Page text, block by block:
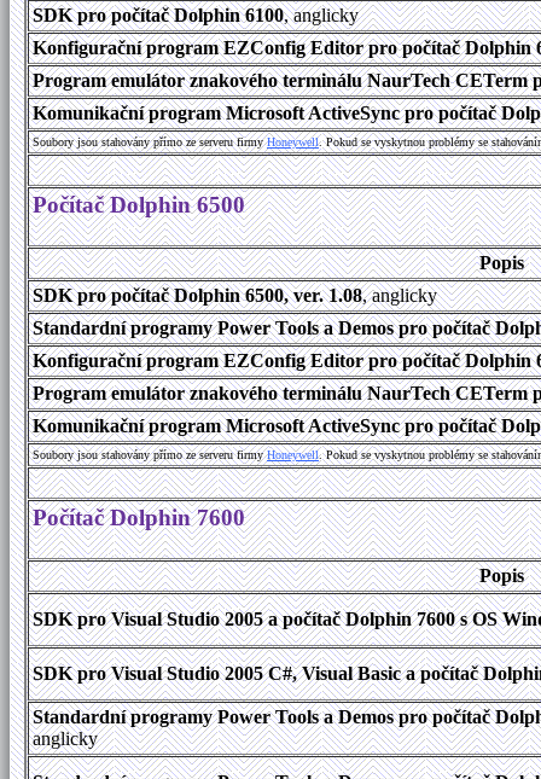
SDK pro počítač Dolphin 6100, anglicky
Konfigurační program EZConfig Editor pro počítač Dolphin
Program emulátor znakového terminálu NaurTech CETerm
Komunikační program Microsoft ActiveSync pro počítač
Soubory jsou stahovány přímo ze serveru firmyHoneywell. Pokud se vyskytnou problémy se
Počítač Dolphin 6500
Popis
SDK pro počítač Dolphin 6500, ver. 1.08, anglicky
Standardní programy Power Tools a Demos pro počítač
Konfigurační program EZConfig Editor pro počítač Dolphin
Program emulátor znakového terminálu NaurTech CETerm
Komunikační program Microsoft ActiveSync pro počítač
Soubory jsou stahovány přímo ze serveru firmyHoneywell. Pokud se vyskytnou problémy se
Počítač Dolphin 7600
Popis
SDK pro Visual Studio 2005 a počítač Dolphin 7600 s OS
SDK pro Visual Studio 2005 C#, Visual Basic a počítač
Standardní programy Power Tools a Demos pro počítač
anglicky